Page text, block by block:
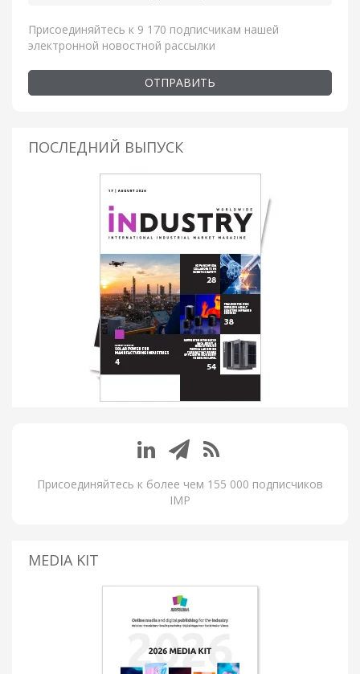
Присоединяйтесь к 9 170 подписчикам нашей
электронной новостной рассылки
ОТПРАВИТЬ
ПОСЛЕДНИЙ ВЫПУСК
Присоединяйтесь к более чем 155 000 подписчиков
IMP
MEDIA KIT